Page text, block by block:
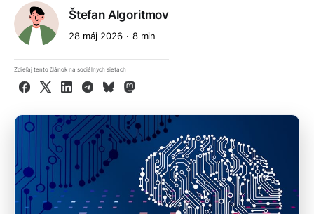
Štefan Algoritmov
28 máj 2026 8 min
Zdieľaj tento článok na sociálnych sieťach
Facebook
X LinkedInTelegram
BlueskyMastodon